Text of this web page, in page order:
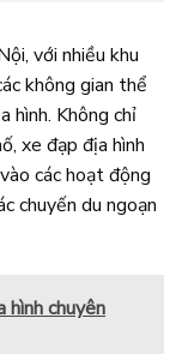
với nhiều khu
không gian thể
hình. Không chỉ
xe đạp địa hình
các hoạt động
chuyến du ngoạn
hình chuyên